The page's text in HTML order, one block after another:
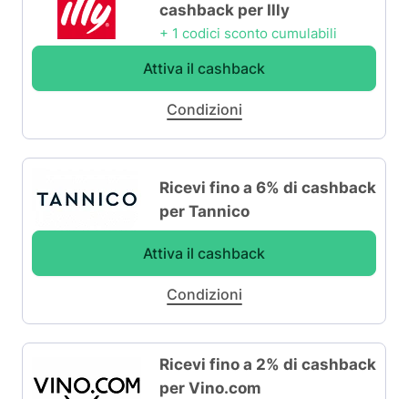
cashback per Illy
+ 1 codici sconto cumulabili
Attiva il cashback
Condizioni
Ricevi fino a 6% di cashback
per Tannico
Attiva il cashback
Condizioni
Ricevi fino a 2% di cashback
per Vino.com